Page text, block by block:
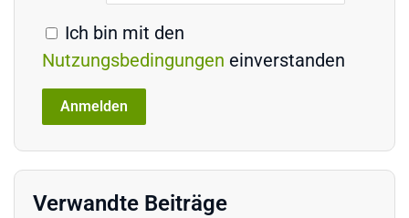
Ich bin mit den
Nutzungsbedingungen einverstanden
Verwandte Beiträge